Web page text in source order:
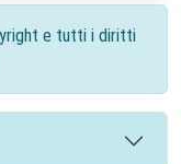
e tutti i diritti